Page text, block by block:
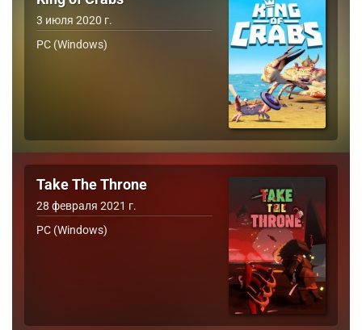
3 июля 2020 г.
PC (Windows)
Take The Throne
28 февраля 2021 г.
PC (Windows)